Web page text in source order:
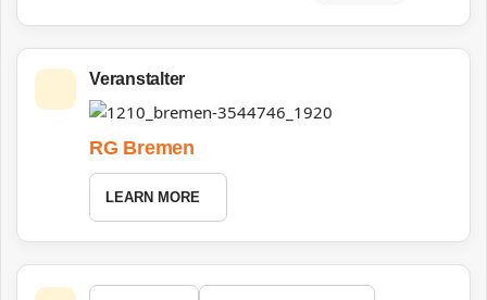
Veranstalter
RG Bremen
LEARN MORE